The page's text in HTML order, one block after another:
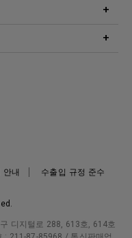
안내 수출입 규정 준수
디지털로 288, 613호, 614호